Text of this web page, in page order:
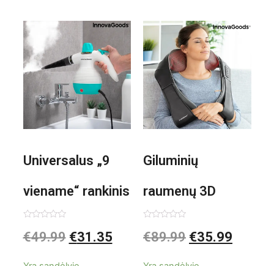
Universalus „9
viename“ rankinis
garintuvas su
0
iš
€49.99 €31.35
Giluminių
raumenų 3D
elektrinis
0
iš
€89.99 €35.99